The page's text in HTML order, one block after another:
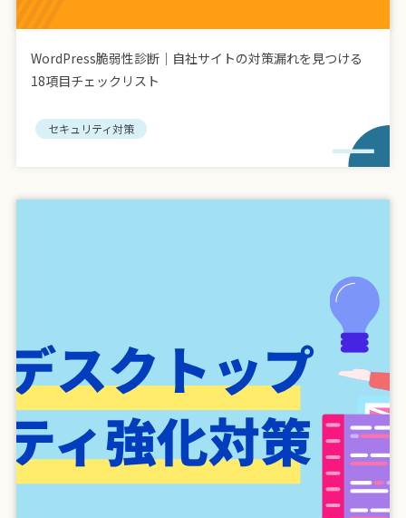
WordPress脆弱性診断｜自社サイトの対策漏れを見つける
18項目チェックリスト
セキュリティ対策